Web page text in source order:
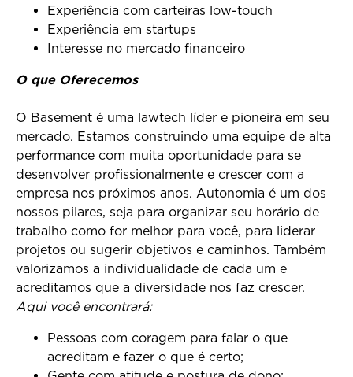
Experiência com carteiras low-touch
Experiência em startups
Interesse no mercado financeiro
O que Oferecemos
O Basement é uma lawtech líder e pioneira em seu
mercado. Estamos construindo uma equipe de alta
performance com muita oportunidade para se
desenvolver profissionalmente e crescer com a
empresa nos próximos anos. Autonomia é um dos
nossos pilares, seja para organizar seu horário de
trabalho como for melhor para você, para liderar
projetos ou sugerir objetivos e caminhos. Também
valorizamos a individualidade de cada um e
acreditamos que a diversidade nos faz crescer.
Aqui você encontrará:
Pessoas com coragem para falar o que
acreditam e fazer o que é certo;